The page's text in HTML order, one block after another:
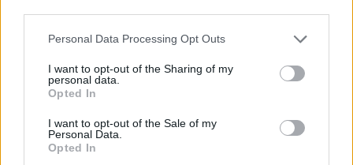
Personal Data Processing Opt Outs
I want to opt-out of the Sharing of my
personal data.
Opted In
I want to opt-out of the Sale of my
Personal Data.
Opted In
A keresett cikk a portfolio.hu hírarchívumához
regisztrációhoz kötött.
Az előfizetés a következőket tartalmazza:
Portfolio.hu teljes cikkarchívum
Kötéslisták: BÉT elmúlt 2 év napon belüli